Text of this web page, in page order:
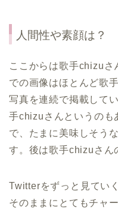
人間性や素顔は？
ここからは歌手chizu
での画像はほとんど歌
写真を連続で掲載して
手chizuさんというのも
で、たまに美味しそう
す。後は歌手chizuさん
Twitterをずっと見てい
そのままにとてもチャ